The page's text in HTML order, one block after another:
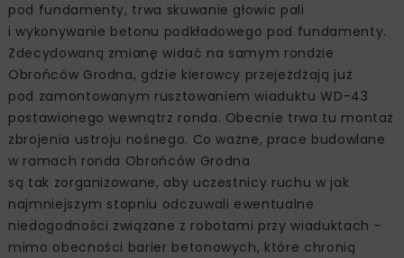
pod fundamenty, trwa skuwanie głowic pali
i wykonywanie betonu podkładowego pod fundamenty.
Zdecydowaną zmianę widać na samym rondzie
Obrońców Grodna, gdzie kierowcy przejeżdżają już
pod zamontowanym rusztowaniem wiaduktu WD-43
postawionego wewnątrz ronda. Obecnie trwa tu montaż
zbrojenia ustroju nośnego. Co ważne, prace budowlane
w ramach ronda Obrońców Grodna
są tak zorganizowane, aby uczestnicy ruchu w jak
najmniejszym stopniu odczuwali ewentualne
niedogodności związane z robotami przy wiaduktach –
mimo obecności barier betonowych, które chronią